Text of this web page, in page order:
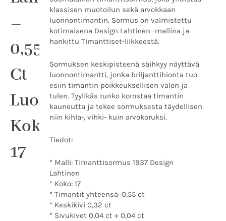
–
0,55
Ct
Luonnontimantti,
Koko
17
koko
määrä
klassisen muotoilun sekä arvokkaan
luonnontimantin. Sormus on valmistettu
kotimaisena Design Lahtinen -mallina ja
hankittu Timanttiset-liikkeestä.
Sormuksen keskipisteenä säihkyy näyttävä
luonnontimantti, jonka briljanttihionta tuo
esiin timantin poikkeuksellisen valon ja
tulen. Tyylikäs runko korostaa timantin
kauneutta ja tekee sormuksesta täydellisen
niin kihla-, vihki- kuin arvokoruksi.
Tiedot:
* Malli: Timanttisormus 1937 Design
Lahtinen
* Koko: 17
* Timantit yhteensä: 0,55 ct
* Keskikivi 0,32 ct
* Sivukivet 0,04 ct + 0,04 ct